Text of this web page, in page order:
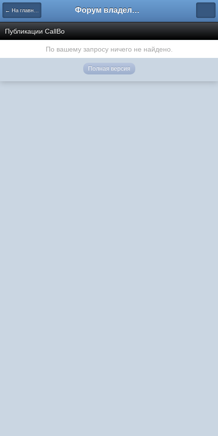
← На главную Форум владельцев интернет-магазинов
Публикации CallBo
По вашему запросу ничего не найдено.
Полная версия